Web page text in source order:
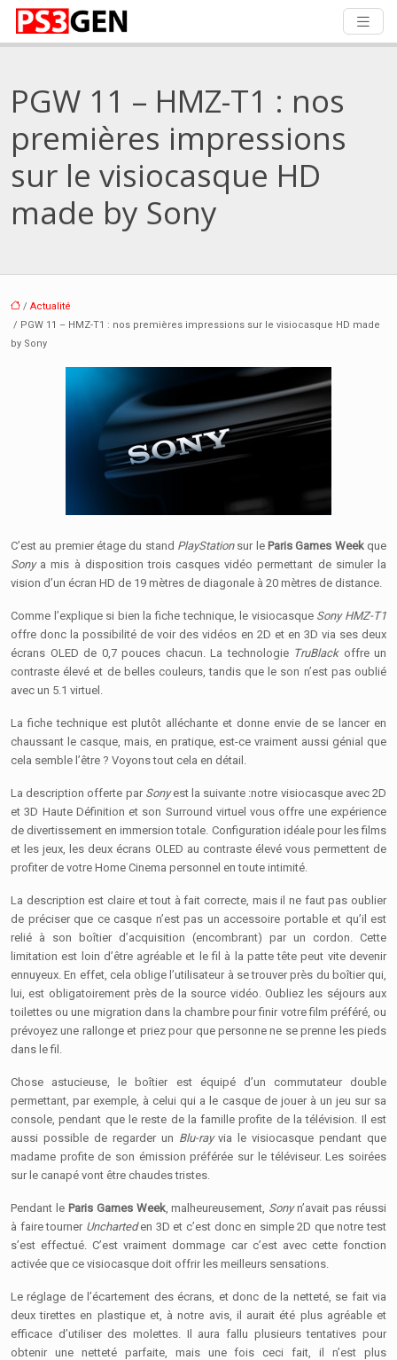
PGW 11 – HMZ-T1 : nos
premières impressions
sur le visiocasque HD
made by Sony
/ Actualité
/ PGW 11 – HMZ-T1 : nos premières impressions sur le visiocasque HD made
by Sony
C’est au premier étage du stand PlayStationsur le Paris Games Week que
Sony a mis à disposition trois casques vidéo permettant de simuler la
vision d’un écran HD de 19 mètres de diagonale à 20 mètres de distance.
Comme l’explique si bien la fiche technique, le visiocasque Sony HMZ-T1
offre donc la possibilité de voir des vidéos en 2D et en 3D via ses deux
écrans OLED de 0,7 pouces chacun. La technologie TruBlackoffre un
contraste élevé et de belles couleurs, tandis que le son n’est pas oublié
avec un 5.1 virtuel.
La fiche technique est plutôt alléchante et donne envie de se lancer en
chaussant le casque, mais, en pratique, est-ce vraiment aussi génial que
cela semble l’être ? Voyons tout cela en détail.
La description offerte par Sonyest la suivante :notre visiocasque avec 2D
et 3D Haute Définition et son Surround virtuel vous offre une expérience
de divertissement en immersion totale. Configuration idéale pour les films
et les jeux, les deux écrans OLED au contraste élevé vous permettent de
profiter de votre Home Cinema personnel en toute intimité.
La description est claire et tout à fait correcte, mais il ne faut pas oublier
de préciser que ce casque n’est pas un accessoire portable et qu’il est
relié à son boîtier d’acquisition (encombrant) par un cordon. Cette
limitation est loin d’être agréable et le fil à la patte tête peut vite devenir
ennuyeux. En effet, cela oblige l’utilisateur à se trouver près du boîtier qui,
lui, est obligatoirement près de la source vidéo. Oubliez les séjours aux
toilettes ou une migration dans la chambre pour finir votre film préféré, ou
prévoyez une rallonge et priez pour que personne ne se prenne les pieds
dans le fil.
Chose astucieuse, le boîtier est équipé d’un commutateur double
permettant, par exemple, à celui qui a le casque de jouer à un jeu sur sa
console, pendant que le reste de la famille profite de la télévision. Il est
aussi possible de regarder un Blu-rayvia le visiocasque pendant que
madame profite de son émission préférée sur le téléviseur. Les soirées
sur le canapé vont être chaudes tristes.
Pendant le Paris Games Week, malheureusement, Sonyn’avait pas réussi
à faire tourner Uncharteden 3D et c’est donc en simple 2D que notre test
s’est effectué. C’est vraiment dommage car c’est avec cette fonction
activée que ce visiocasque doit offrir les meilleurs sensations.
Le réglage de l’écartement des écrans, et donc de la netteté, se fait via
deux tirettes en plastique et, à notre avis, il aurait été plus agréable et
efficace d’utiliser des molettes. Il aura fallu plusieurs tentatives pour
obtenir une netteté parfaite, mais une fois ceci fait, il n’est plus